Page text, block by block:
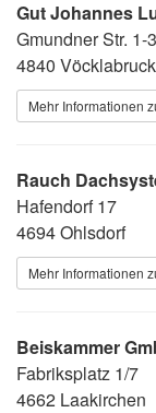
Gut Johannes
Gmundner Str. 1-3
4840 Vöcklabruck
Mehr Informationen
Rauch
Hafendorf 17
4694 Ohlsdorf
Mehr Informationen
Beiskammer
Fabriksplatz 1/7
4662 Laakirchen